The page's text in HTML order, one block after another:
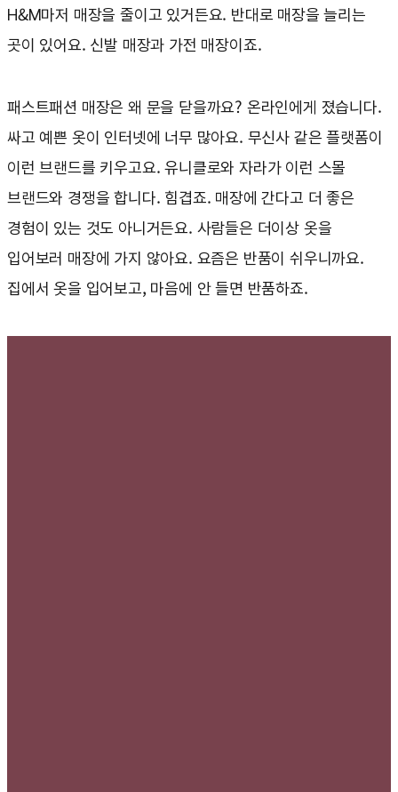
H&M마저 매장을 줄이고 있거든요. 반대로 매장을 늘리는
곳이 있어요. 신발 매장과 가전 매장이죠.
패스트패션 매장은 왜 문을 닫을까요? 온라인에게 졌습니다.
싸고 예쁜 옷이 인터넷에 너무 많아요. 무신사 같은 플랫폼이
이런 브랜드를 키우고요. 유니클로와 자라가 이런 스몰
브랜드와 경쟁을 합니다. 힘겹죠. 매장에 간다고 더 좋은
경험이 있는 것도 아니거든요. 사람들은 더이상 옷을
입어보러 매장에 가지 않아요. 요즘은 반품이 쉬우니까요.
집에서 옷을 입어보고, 마음에 안 들면 반품하죠.